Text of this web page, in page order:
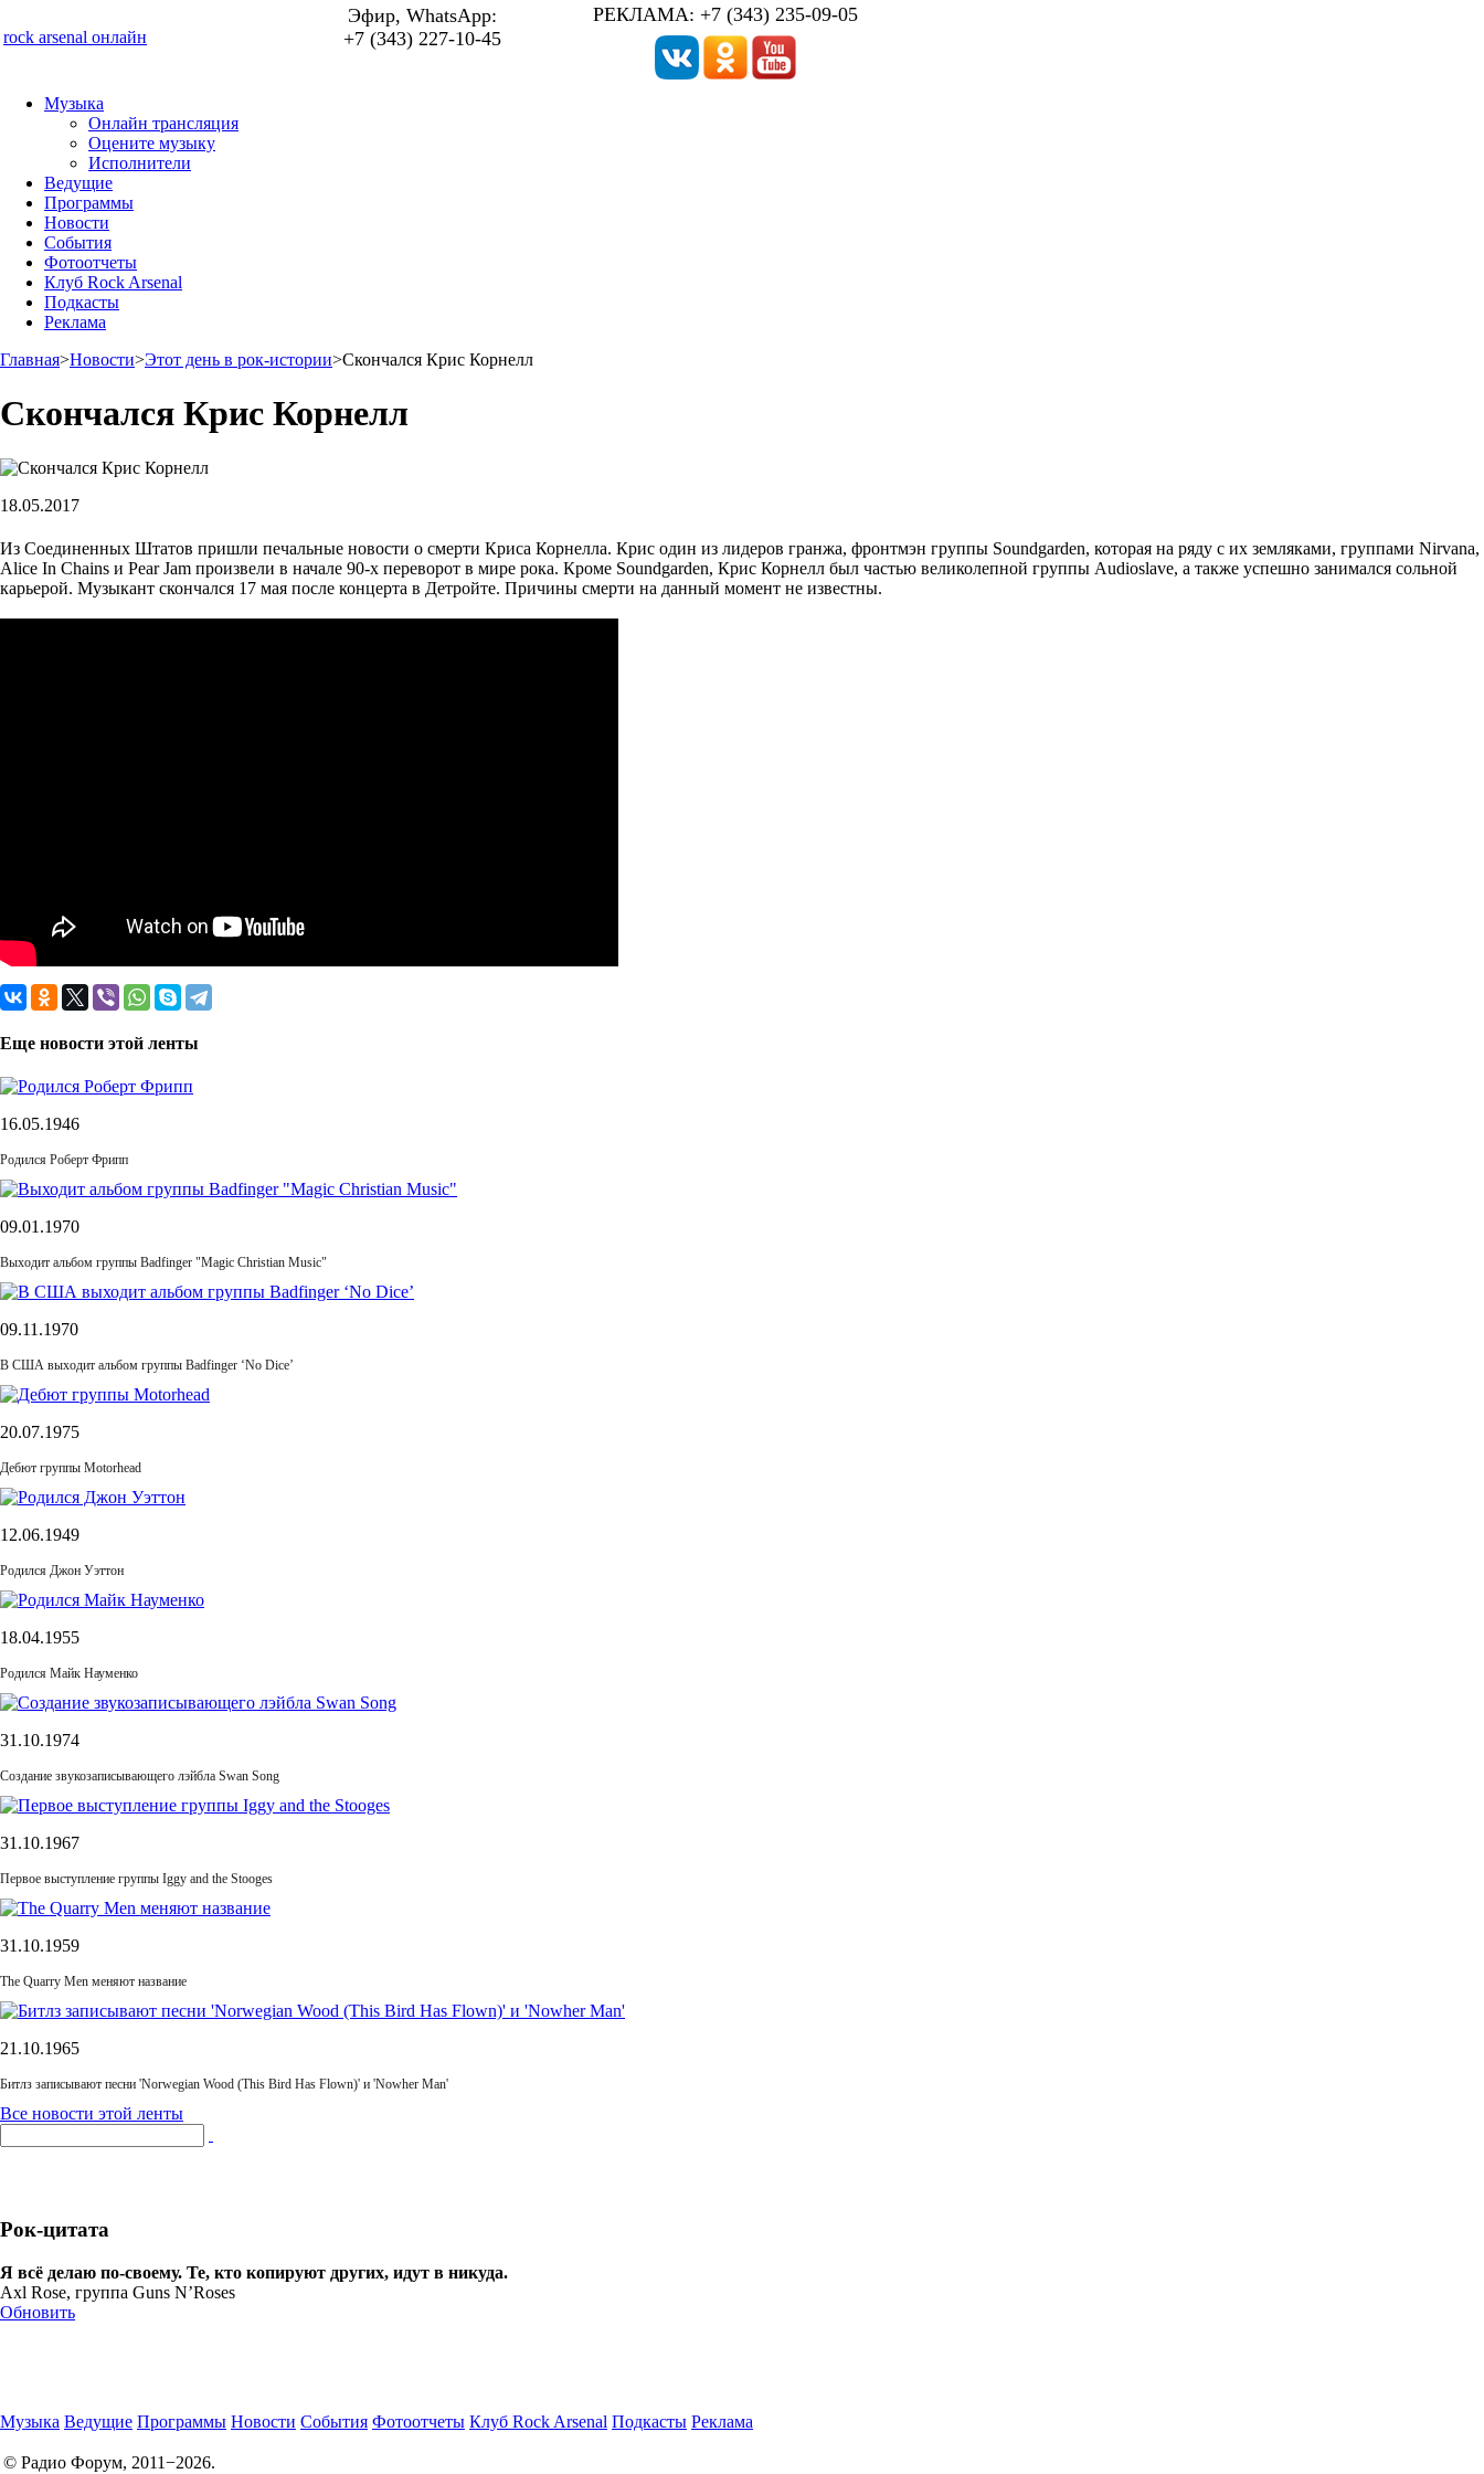
rock arsenal онлайн
Эфир, WhatsApp:
+7 (343) 227-10-45
РЕКЛАМА: +7 (343) 235-09-05
Музыка
Онлайн трансляция
Оцените музыку
Исполнители
Ведущие
Программы
Новости
События
Фотоотчеты
Клуб Rock Arsenal
Подкасты
Реклама
Главная>Новости>Этот день в рок-истории>Скончался Крис Корнелл
Скончался Крис Корнелл
18.05.2017
Из Соединенных Штатов пришли печальные новости о смерти Криса Корнелла. Крис один из лидеров гранжа, фронтмэн группы Soundgarden, которая на ряду с их земляками, группами Nirvana,
Alice In Chains и Pear Jam произвели в начале 90-х переворот в мире рока. Кроме Soundgarden, Крис Корнелл был частью великолепной группы Audioslave, а также успешно занимался сольной
карьерой. Музыкант скончался 17 мая после концерта в Детройте. Причины смерти на данный момент не известны.
Еще новости этой ленты
16.05.1946
Родился Роберт Фрипп
09.01.1970
Выходит альбом группы Badfinger "Magic Christian Music"
09.11.1970
В США выходит альбом группы Badfinger ‘No Dice’
20.07.1975
Дебют группы Motorhead
12.06.1949
Родился Джон Уэттон
18.04.1955
Родился Майк Науменко
31.10.1974
Cоздание звукозаписывающего лэйбла Swan Song
31.10.1967
Первое выступление группы Iggy and the Stooges
31.10.1959
The Quarry Men меняют название
21.10.1965
Битлз записывают песни 'Norwegian Wood (This Bird Has Flown)' и 'Nowher Man'
Все новости этой ленты
Рок-цитата
Я всё делаю по-своему. Те, кто копируют других, идут в никуда.
Axl Rose, группа Guns N’Roses
Обновить
Музыка Ведущие Программы Новости События Фотоотчеты Клуб Rock Arsenal Подкасты Реклама
© Радио Форум, 2011−2026.